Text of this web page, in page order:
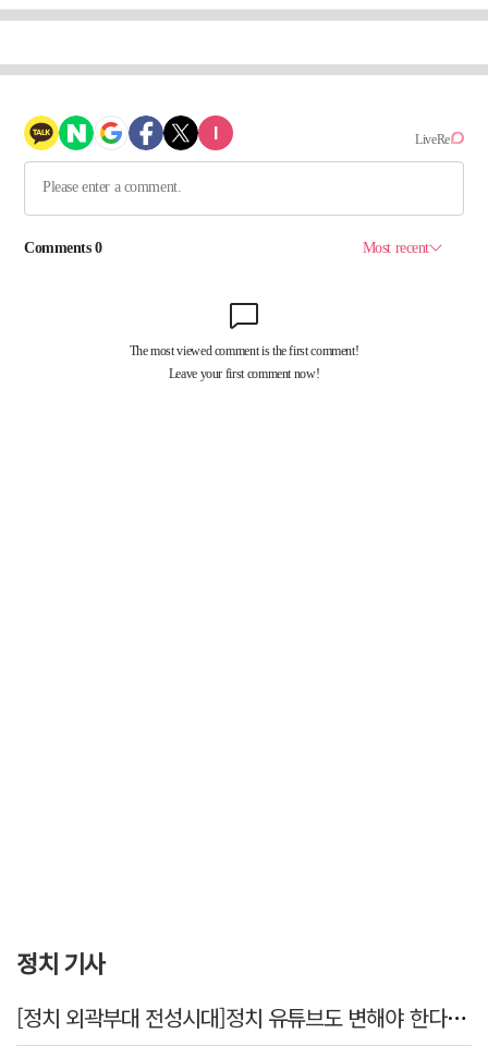
정치 기사
[정치 외곽부대 전성시대]정치 유튜브도 변해야 한다 "화합과 존중"